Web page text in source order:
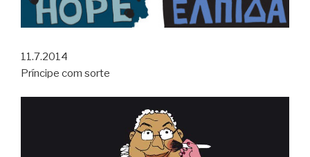
11.7.2014
Príncipe com sorte